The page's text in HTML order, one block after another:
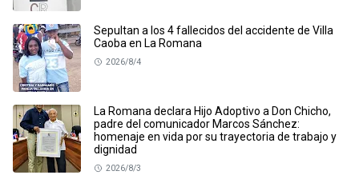
Sepultan a los 4 fallecidos del accidente de Villa
Caoba en La Romana
2026/8/4
La Romana declara Hijo Adoptivo a Don Chicho,
padre del comunicador Marcos Sánchez:
homenaje en vida por su trayectoria de trabajo y
dignidad
2026/8/3